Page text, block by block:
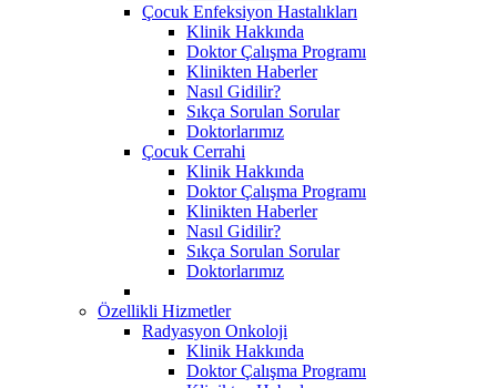
Çocuk Enfeksiyon Hastalıkları
Klinik Hakkında
Doktor Çalışma Programı
Klinikten Haberler
Nasıl Gidilir?
Sıkça Sorulan Sorular
Doktorlarımız
Çocuk Cerrahi
Klinik Hakkında
Doktor Çalışma Programı
Klinikten Haberler
Nasıl Gidilir?
Sıkça Sorulan Sorular
Doktorlarımız
Özellikli Hizmetler
Radyasyon Onkoloji
Klinik Hakkında
Doktor Çalışma Programı